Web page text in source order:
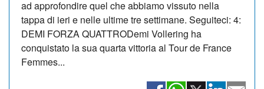
ad approfondire quel che abbiamo vissuto nella
tappa di ieri e nelle ultime tre settimane. Seguiteci: 4:
DEMI FORZA QUATTRODemi Vollering ha
conquistato la sua quarta vittoria al Tour de France
Femmes...